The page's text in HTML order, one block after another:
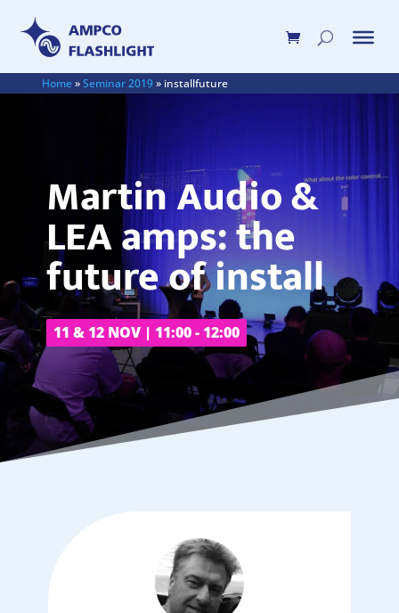
Home»Seminar 2019» installfuture
Martin Audio &
LEA amps: the
future of install
11 & 12 NOV | 11:00 - 12:00